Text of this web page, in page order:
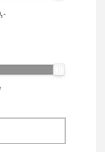
,-